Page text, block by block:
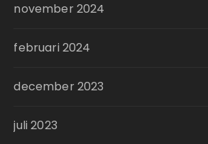
november 2024
februari 2024
december 2023
juli 2023